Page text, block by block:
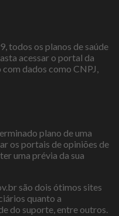
todos os planos de saúde
acessar o portal da
dados como CNPJ,
plano de uma
os portais de opiniões de
uma prévia da sua
são dois ótimos sites
quanto a
do suporte, entre outros.